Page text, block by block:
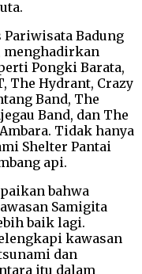
Badung
menghadirkan
Pongki Barata,
The Hydrant, Crazy
Band, The
Band, dan The
Tidak hanya
Shelter Pantai
api.
bahwa
Samigita
baik lagi.
kawasan
dan
itu dalam